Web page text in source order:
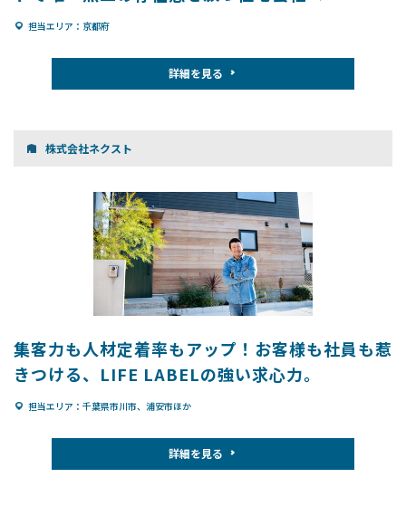
担当エリア：京都府
詳細を見る
株式会社ネクスト
集客力も人材定着率もアップ！お客様も社員も惹
きつける、LIFE LABELの強い求心力。
担当エリア：千葉県市川市、浦安市ほか
詳細を見る